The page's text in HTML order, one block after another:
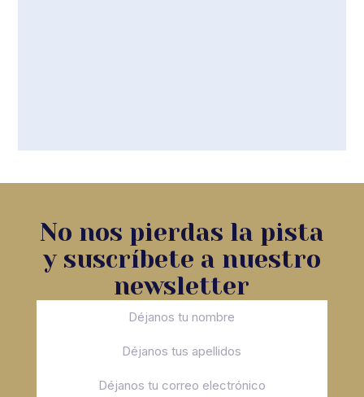
No nos pierdas la pista
y suscríbete a nuestro
newsletter